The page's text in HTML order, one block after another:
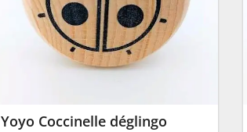
Yoyo Coccinelle déglingo